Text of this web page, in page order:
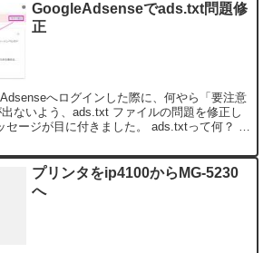
GoogleAdsenseでads.txt問題修
正
へログインした際に、何やら「要注意
ないよう、ads.txt ファイルの問題を修正し
セージが目に付きました。 ads.txtって何？ 購
プリンタをip4100からMG-5230
へ